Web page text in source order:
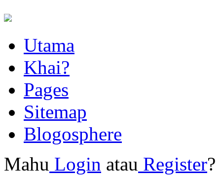
Utama
Khai?
Pages
Sitemap
Blogosphere
Mahu Login atau Register?